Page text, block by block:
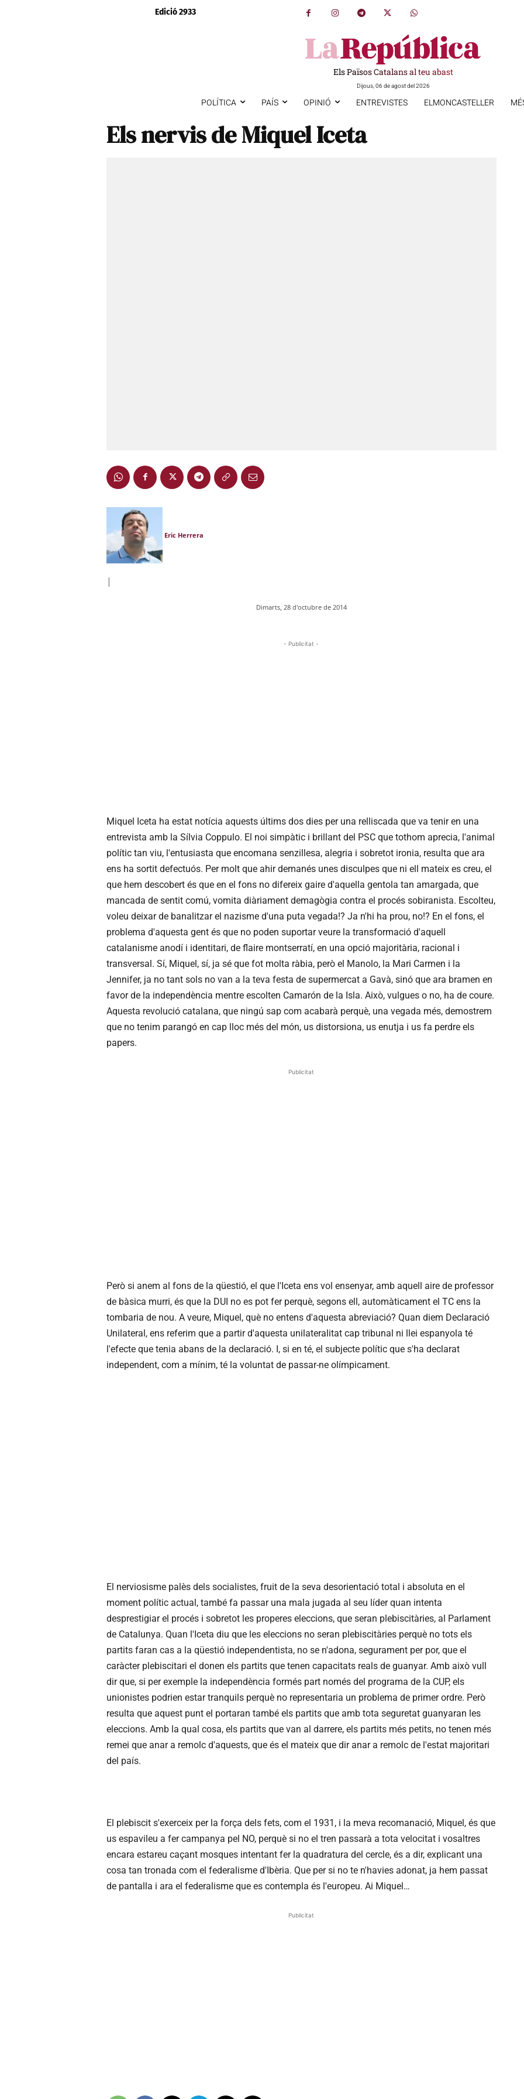
Edició 2933
Els Països Catalans al teu abast
Dijous, 06 de agost del 2026
POLÍTICA PAÍS OPINIÓ ENTREVISTES ELMONCASTELLER
Els nervis de Miquel Iceta
Eric Herrera
|
Dimarts, 28 d'octubre de 2014
- Publicitat -
Miquel Iceta ha estat notícia aquests últims dos dies per una relliscada que va tenir en una
entrevista amb la Sílvia Coppulo. El noi simpàtic i brillant del PSC que tothom aprecia, l'animal
polític tan viu, l'entusiasta que encomana senzillesa, alegria i sobretot ironia, resulta que ara
ens ha sortit defectuós. Per molt que ahir demanés unes disculpes que ni ell mateix es creu, el
que hem descobert és que en el fons no difereix gaire d'aquella gentola tan amargada, que
mancada de sentit comú, vomita diàriament demagògia contra el procés sobiranista. Escolteu,
voleu deixar de banalitzar el nazisme d'una puta vegada!? Ja n'hi ha prou, no!? En el fons, el
problema d'aquesta gent és que no poden suportar veure la transformació d'aquell
catalanisme anodí i identitari, de flaire montserratí, en una opció majoritària, racional i
transversal. Sí, Miquel, sí, ja sé que fot molta ràbia, però el Manolo, la Mari Carmen i la
Jennifer, ja no tant sols no van a la teva festa de supermercat a Gavà, sinó que ara bramen en
favor de la independència mentre escolten Camarón de la Isla. Això, vulgues o no, ha de coure.
Aquesta revolució catalana, que ningú sap com acabarà perquè, una vegada més, demostrem
que no tenim parangó en cap lloc més del món, us distorsiona, us enutja i us fa perdre els
papers.
Publicitat
Però si anem al fons de la qüestió, el que l'Iceta ens vol ensenyar, amb aquell aire de professor
de bàsica murri, és que la DUI no es pot fer perquè, segons ell, automàticament el TC ens la
tombaria de nou. A veure, Miquel, què no entens d'aquesta abreviació? Quan diem Declaració
Unilateral, ens referim que a partir d'aquesta unilateralitat cap tribunal ni llei espanyola té
l'efecte que tenia abans de la declaració. I, si en té, el subjecte polític que s'ha declarat
independent, com a mínim, té la voluntat de passar-ne olímpicament.
El nerviosisme palès dels socialistes, fruit de la seva desorientació total i absoluta en el
moment polític actual, també fa passar una mala jugada al seu líder quan intenta
desprestigiar el procés i sobretot les properes eleccions, que seran plebiscitàries, al Parlament
de Catalunya. Quan l'Iceta diu que les eleccions no seran plebiscitàries perquè no tots els
partits faran cas a la qüestió independentista, no se n'adona, segurament per por, que el
caràcter plebiscitari el donen els partits que tenen capacitats reals de guanyar. Amb això vull
dir que, si per exemple la independència formés part només del programa de la CUP, els
unionistes podrien estar tranquils perquè no representaria un problema de primer ordre. Però
resulta que aquest punt el portaran també els partits que amb tota seguretat guanyaran les
eleccions. Amb la qual cosa, els partits que van al darrere, els partits més petits, no tenen més
remei que anar a remolc d'aquests, que és el mateix que dir anar a remolc de l'estat majoritari
del país.
El plebiscit s'exerceix per la força dels fets, com el 1931, i la meva recomanació, Miquel, és que
us espavileu a fer campanya pel NO, perquè si no el tren passarà a tota velocitat i vosaltres
encara estareu caçant mosques intentant fer la quadratura del cercle, és a dir, explicant una
cosa tan tronada com el federalisme d'Ibèria. Que per si no te n'havies adonat, ja hem passat
de pantalla i ara el federalisme que es contempla és l'europeu. Ai Miquel…
Publicitat